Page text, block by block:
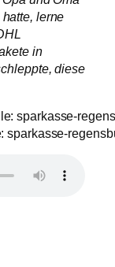
lerne
in
diese
sparkasse-